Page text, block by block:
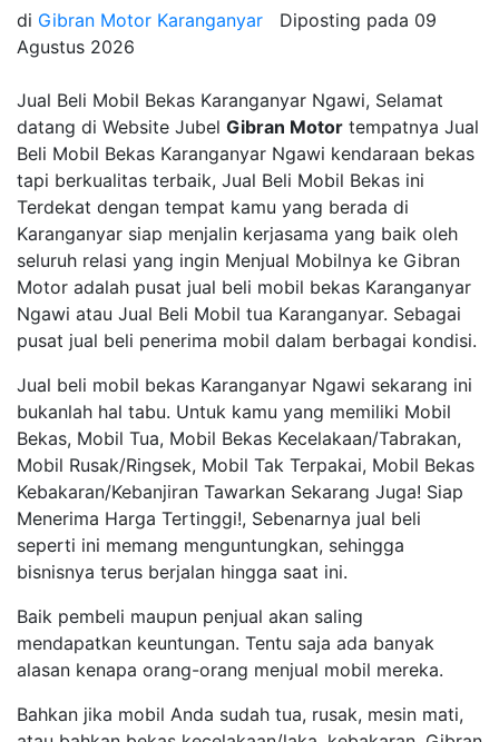
di Gibran Motor Karanganyar Diposting pada 09
Agustus 2026
Jual Beli Mobil Bekas Karanganyar Ngawi, Selamat
datang di Website Jubel Gibran Motor tempatnya Jual
Beli Mobil Bekas Karanganyar Ngawi kendaraan bekas
tapi berkualitas terbaik, Jual Beli Mobil Bekas ini
Terdekat dengan tempat kamu yang berada di
Karanganyar siap menjalin kerjasama yang baik oleh
seluruh relasi yang ingin Menjual Mobilnya ke Gibran
Motor adalah pusat jual beli mobil bekas Karanganyar
Ngawi atau Jual Beli Mobil tua Karanganyar. Sebagai
pusat jual beli penerima mobil dalam berbagai kondisi.
Jual beli mobil bekas Karanganyar Ngawi sekarang ini
bukanlah hal tabu. Untuk kamu yang memiliki Mobil
Bekas, Mobil Tua, Mobil Bekas Kecelakaan/Tabrakan,
Mobil Rusak/Ringsek, Mobil Tak Terpakai, Mobil Bekas
Kebakaran/Kebanjiran Tawarkan Sekarang Juga! Siap
Menerima Harga Tertinggi!, Sebenarnya jual beli
seperti ini memang menguntungkan, sehingga
bisnisnya terus berjalan hingga saat ini.
Baik pembeli maupun penjual akan saling
mendapatkan keuntungan. Tentu saja ada banyak
alasan kenapa orang-orang menjual mobil mereka.
Bahkan jika mobil Anda sudah tua, rusak, mesin mati,